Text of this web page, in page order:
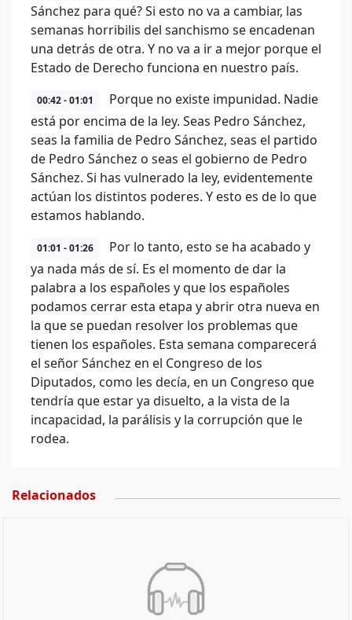
Sánchez para qué? Si esto no va a cambiar, las
semanas horribilis del sanchismo se encadenan
una detrás de otra. Y no va a ir a mejor porque el
Estado de Derecho funciona en nuestro país.
00:42 - 01:01
Porque no existe impunidad. Nadie
está por encima de la ley. Seas Pedro Sánchez,
seas la familia de Pedro Sánchez, seas el partido
de Pedro Sánchez o seas el gobierno de Pedro
Sánchez. Si has vulnerado la ley, evidentemente
actúan los distintos poderes. Y esto es de lo que
estamos hablando.
01:01 - 01:26
Por lo tanto, esto se ha acabado y
ya nada más de sí. Es el momento de dar la
palabra a los españoles y que los españoles
podamos cerrar esta etapa y abrir otra nueva en
la que se puedan resolver los problemas que
tienen los españoles. Esta semana comparecerá
el señor Sánchez en el Congreso de los
Diputados, como les decía, en un Congreso que
tendría que estar ya disuelto, a la vista de la
incapacidad, la parálisis y la corrupción que le
rodea.
Relacionados